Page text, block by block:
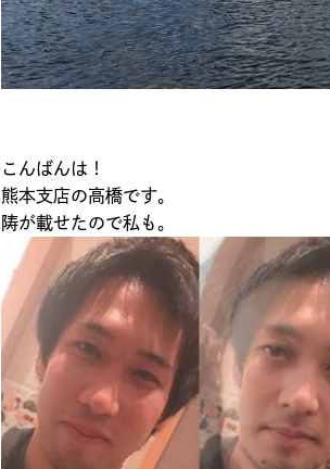
こんばんは！
熊本支店の高橋です。
陦が載せたので私も。